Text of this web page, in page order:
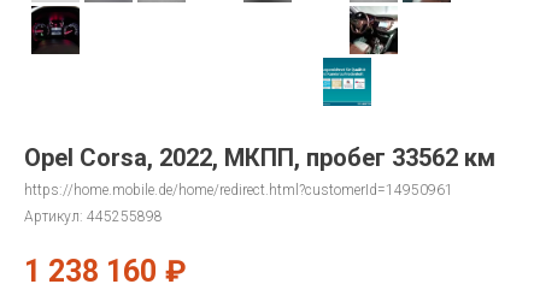
Opel Corsa, 2022, МКПП, пробег 33562 км
https://home.mobile.de/home/redirect.html?customerId=14950961
Артикул: 445255898
1 238 160 ₽